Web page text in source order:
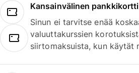
Kansainvälinen pankkikortti
Sinun ei tarvitse enää
valuuttakurssien
siirtomaksuista, kun käytät